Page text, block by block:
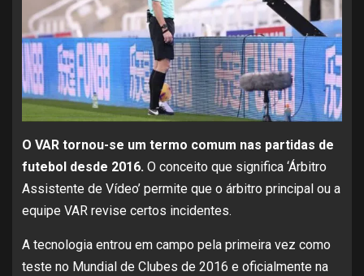
O VAR tornou-se um termo comum nas partidas de
futebol desde 2016. O conceito que significa ‘Árbitro
Assistente de Vídeo’ permite que o árbitro principal ou a
equipe VAR revise certos incidentes.
A tecnologia entrou em campo pela primeira vez como
teste no Mundial de Clubes de 2016 e oficialmente na